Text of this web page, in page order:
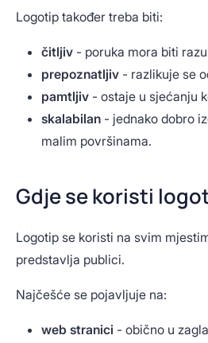
Logotip također treba biti:
čitljiv - poruka mora biti
prepoznatljiv - razlikuje se
pamtljiv - ostaje u sjećanju
skalabilan - jednako dobro
malim površinama.
Gdje se koristi
Logotip se koristi na svim
predstavlja publici.
Najčešće se pojavljuje na:
web stranici - obično u